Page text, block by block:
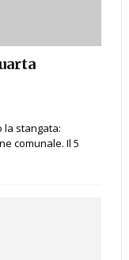
la stangata:
comunale. Il 5